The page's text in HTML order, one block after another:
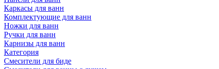
Каркасы для ванн
Комплектующие для ванн
Ножки для ванн
Ручки для ванн
Карнизы для ванн
Категория
Смесители для биде